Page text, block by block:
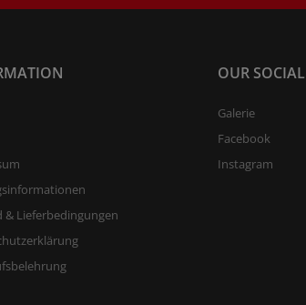
& Lieferbedingungen
OUR SOCIAL
Galerie
Facebook
Instagram